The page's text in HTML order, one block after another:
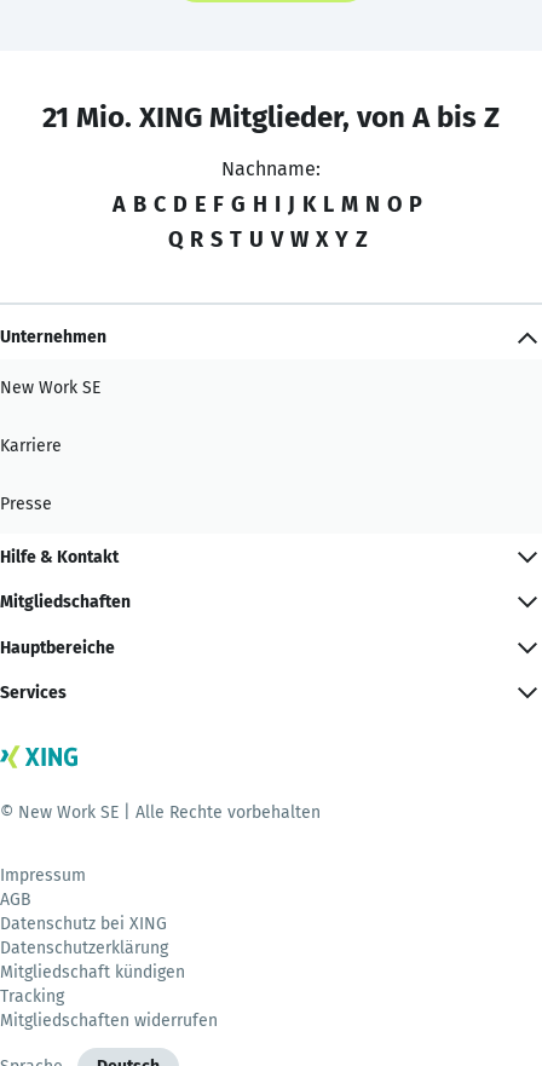
21 Mio. XING Mitglieder, von A bis Z
Nachname:
A B C D E F G H I J K L M N O P
Q R S T U V W X Y Z
Unternehmen
New Work SE
Karriere
Presse
Hilfe & Kontakt
Mitgliedschaften
Hauptbereiche
Services
© New Work SE | Alle Rechte vorbehalten
Impressum
AGB
Datenschutz bei XING
Datenschutzerklärung
Mitgliedschaft kündigen
Tracking
Mitgliedschaften widerrufen